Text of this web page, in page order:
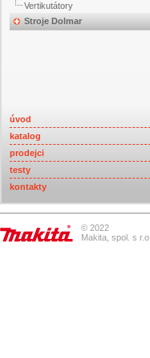
Vertikutátory
Stroje Dolmar
úvod
katalog
prodejci
testy
kontakty
© 2022
Makita, spol. s r.o.